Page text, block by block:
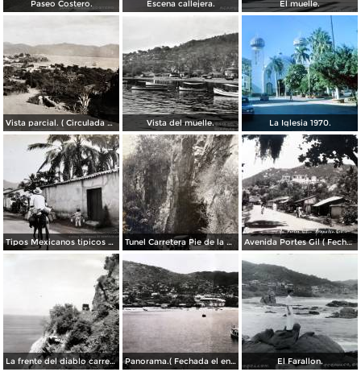
Paseo Costero. Escena callejera. El muelle.
Vista parcial. ( Circulada el 23 de Mayo de 1935 ). Vista del muelle. La Iglesia 1970.
Tipos Mexicanos tipicos aguadores.. Tunel Carretera Pie de la Cuesta Acapulco . Avenida Portes Gil ( Fechada el en 1931 ).
La frente del diablo carretera Acapulo a Pie de La Cuesta ( Fechada el en 1931 ). Panorama.( Fechada el en 1931 ). El Farallon.